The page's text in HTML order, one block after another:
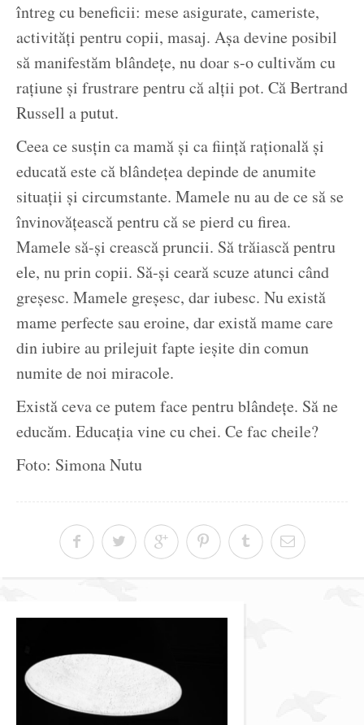
întreg cu beneficii: mese asigurate, cameriste,
activități pentru copii, masaj. Așa devine posibil
să manifestăm blândețe, nu doar s-o cultivăm cu
rațiune și frustrare pentru că alții pot. Că Bertrand
Russell a putut.
Ceea ce susțin ca mamă și ca ființă rațională și
educată este că blândețea depinde de anumite
situații și circumstante. Mamele nu au de ce să se
învinovățească pentru că se pierd cu firea.
Mamele să-și crească pruncii. Să trăiască pentru
ele, nu prin copii. Să-și ceară scuze atunci când
greșesc. Mamele greșesc, dar iubesc. Nu există
mame perfecte sau eroine, dar există mame care
din iubire au prilejuit fapte ieșite din comun
numite de noi miracole.
Există ceva ce putem face pentru blândețe. Să ne
educăm. Educația vine cu chei. Ce fac cheile?
Foto: Simona Nutu